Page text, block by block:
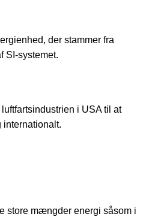
der stammer fra
SI-systemet.
i USA til at
internationalt.
store mængder energi såsom i